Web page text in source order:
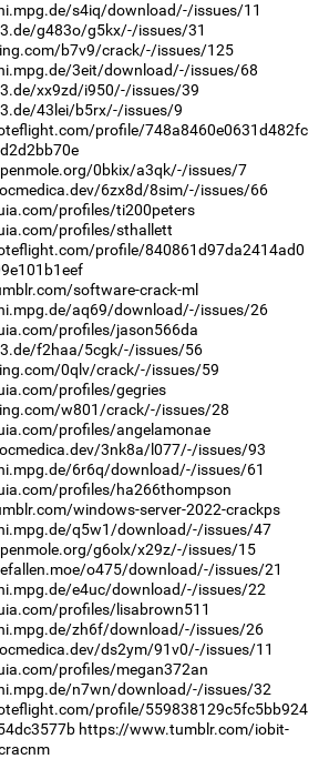
s4iq/download/-/issues/11
g483o/g5kx/-/issues/31
b7v9/crack/-/issues/125
3eit/download/-/issues/68
xx9zd/i950/-/issues/39
43lei/b5rx/-/issues/9
profile/748a8460e0631d482fc
0bkix/a3qk/-/issues/7
6zx8d/8sim/-/issues/66
profiles/ti200peters
profiles/sthallett
profile/840861d97da2414ad0
software-crack-ml
aq69/download/-/issues/26
profiles/jason566da
f2haa/5cgk/-/issues/56
0qlv/crack/-/issues/59
profiles/gegries
w801/crack/-/issues/28
profiles/angelamonae
3nk8a/l077/-/issues/93
6r6q/download/-/issues/61
profiles/ha266thompson
windows-server-2022-crackps
q5w1/download/-/issues/47
g6olx/x29z/-/issues/15
o475/download/-/issues/21
e4uc/download/-/issues/22
profiles/lisabrown511
zh6f/download/-/issues/26
ds2ym/91v0/-/issues/11
profiles/megan372an
n7wn/download/-/issues/32
profile/559838129c5fc5bb924
https://www.tumblr.com/iobit-